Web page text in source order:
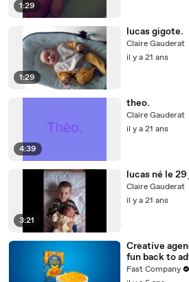
1:29
1:29
lucas gigote.
Claire Gauderat
il y a 21 ans
4:39
theo.
Claire Gauderat
il y a 21 ans
3:21
lucas né le
Claire Gauderat
il y a 21 ans
Creative
fun back to
Fast Company